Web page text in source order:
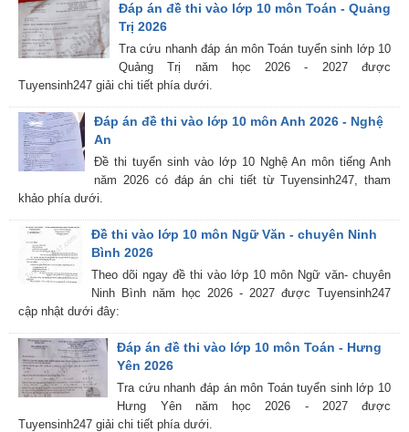
Đáp án đề thi vào lớp 10 môn Toán - Quảng
Trị 2026
Tra cứu nhanh đáp án môn Toán tuyển sinh lớp 10
Quảng Trị năm học 2026 - 2027 được
Tuyensinh247 giải chi tiết phía dưới.
Đáp án đề thi vào lớp 10 môn Anh 2026 - Nghệ
An
Đề thi tuyển sinh vào lớp 10 Nghệ An môn tiếng Anh
năm 2026 có đáp án chi tiết từ Tuyensinh247, tham
khảo phía dưới.
Đề thi vào lớp 10 môn Ngữ Văn - chuyên Ninh
Bình 2026
Theo dõi ngay đề thi vào lớp 10 môn Ngữ văn- chuyên
Ninh Bình năm học 2026 - 2027 được Tuyensinh247
cập nhật dưới đây:
Đáp án đề thi vào lớp 10 môn Toán - Hưng
Yên 2026
Tra cứu nhanh đáp án môn Toán tuyển sinh lớp 10
Hưng Yên năm học 2026 - 2027 được
Tuyensinh247 giải chi tiết phía dưới.